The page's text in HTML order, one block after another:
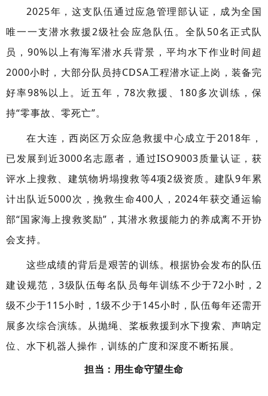
2025年，这支队伍通过应急管理部认证，成为全国
唯一一支潜水救援2级社会应急队伍。全队50名正式队
员，90%以上有海军潜水兵背景，平均水下作业时间超
2000小时，大部分队员持CDSA工程潜水证上岗，装备完
好率98%以上。近五年，78次救援、180多次训练，保
持“零事故、零死亡”。
在大连，西岗区万众应急救援中心成立于2018年，
已发展到近3000名志愿者，通过ISO9003质量认证，获
评水上搜救、建筑物坍塌搜救等4项2级资质。建队9年累
计出队近5000次，挽救生命400人，2024年获交通运输
部“国家海上搜救奖励”，其潜水救援能力的养成离不开协
会支持。
这些成绩的背后是艰苦的训练。根据协会发布的队伍
建设规范，3级队伍每名队员每年训练不少于72小时，2
级不少于115小时，1级不少于145小时，队伍每年还需开
展多次综合演练。从抛绳、桨板救援到水下搜索、声呐定
位、水下机器人操作，训练的广度和深度不断拓展。
担当：用生命守望生命